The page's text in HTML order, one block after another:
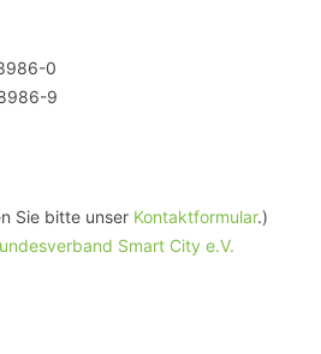
0
9
Sie bitte unser Kontaktformular.)